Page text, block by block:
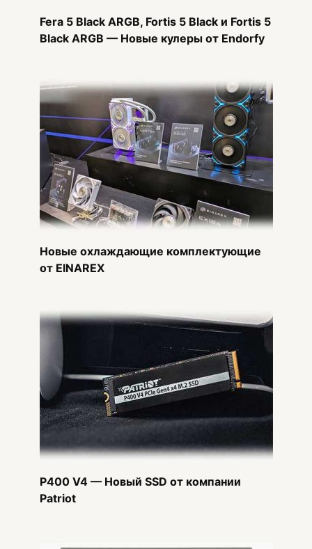
Fera 5 Black ARGB, Fortis 5 Black и Fortis 5
Black ARGB — Новые кулеры от Endorfy
Новые охлаждающие комплектующие
от EINAREX
P400 V4 — Новый SSD от компании
Patriot